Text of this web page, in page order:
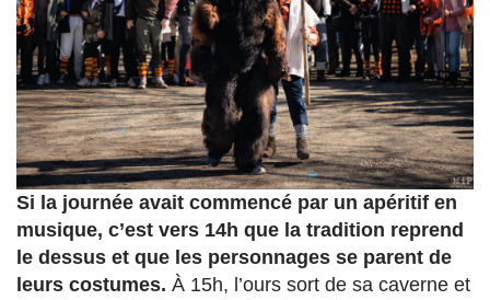
Si la journée avait commencé par un apéritif en
musique, c’est vers 14h que la tradition reprend
le dessus et que les personnages se parent de
leurs costumes. À 15h, l’ours sort de sa caverne et